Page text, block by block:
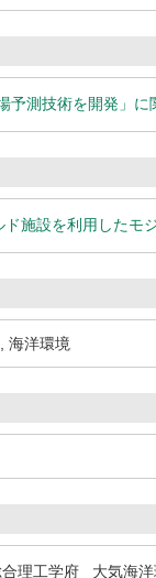
予測技術を開発」
ド施設を利用したモ
海洋環境
理工学府 大気海洋